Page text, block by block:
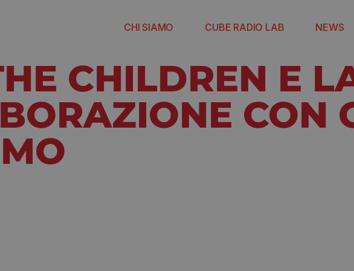
CHI SIAMO CUBE RADIO LAB NEWS
CHILDREN E
CON